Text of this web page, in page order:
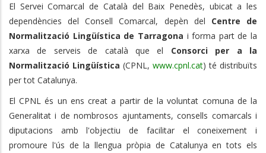
El Servei Comarcal de Català del Baix Penedès, ubicat a les
dependències del Consell Comarcal, depèn del Centre de
Normalització Lingüística de Tarragona i forma part de la
xarxa de serveis de català que el Consorci per a la
Normalització Lingüística (CPNL, www.cpnl.cat) té distribuïts
per tot Catalunya.
El CPNL és un ens creat a partir de la voluntat comuna de la
Generalitat i de nombrosos ajuntaments, consells comarcals i
diputacions amb l'objectiu de facilitar el coneixement i
promoure l'ús de la llengua pròpia de Catalunya en tots els